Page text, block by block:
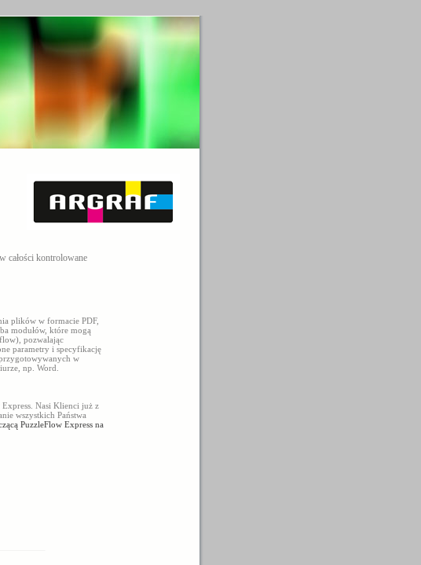
całości kontrolowane
plików w formacie PDF,
modułów, które mogą
pozwalając
parametry i specyfikację
w
np. Word.
Nasi Klienci już z
wszystkich Państwa
PuzzleFlow Express na